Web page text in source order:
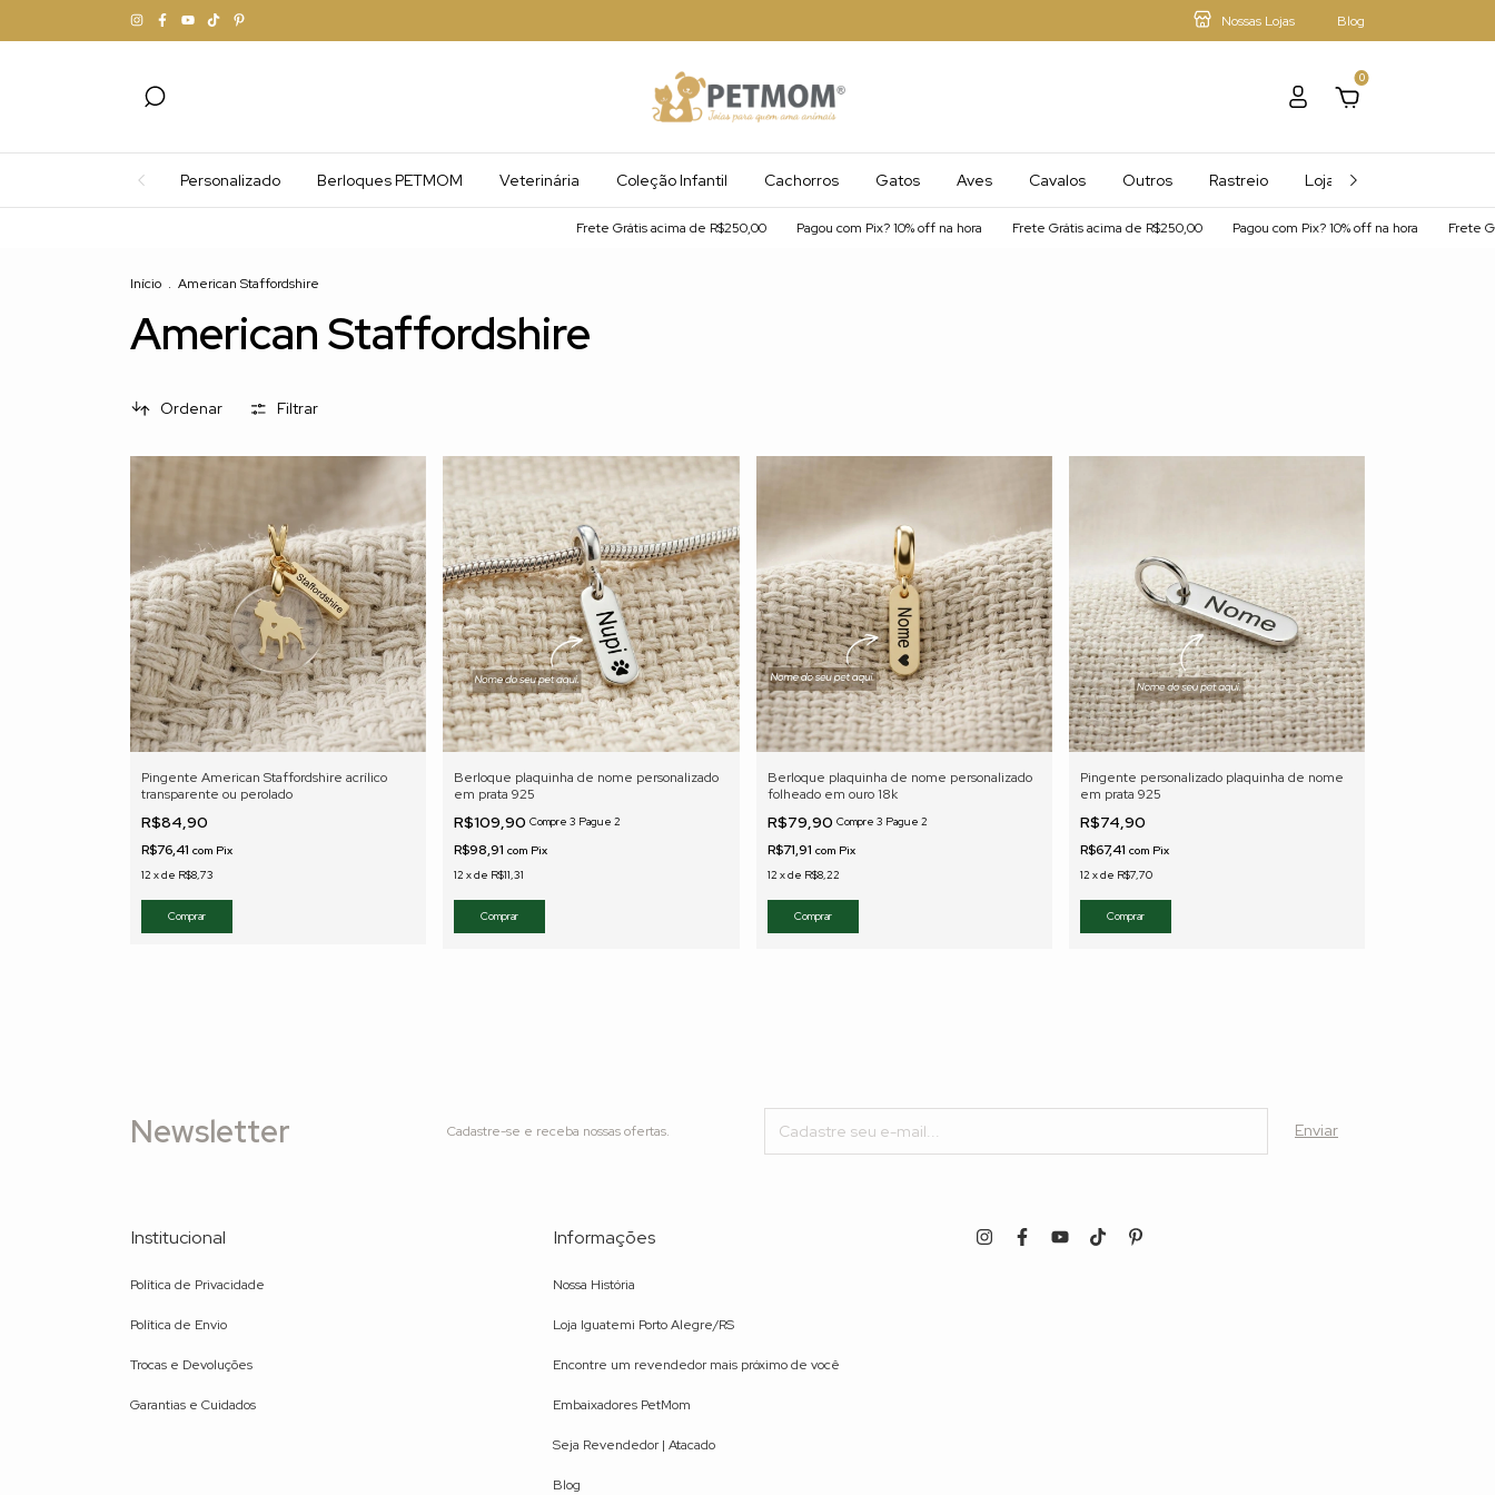
Nossas Lojas Blog
0
Personalizado Berloques PETMOM Veterinária Coleção Infantil Cachorros Gatos Aves Cavalos Outros Rastreio Loja - Mais Afiliados
Frete Grátis acima de R$250,00 Pagou com Pix? 10% off na hora Frete Grátis acima de R$250,00 Pagou com Pix? 10% off na hora Frete Grátis
Início . American Staffordshire
American Staffordshire
Ordenar Filtrar
Pingente American Staffordshire acrílico
transparente ou perolado
R$84,90
R$76,41 com Pix
12 xde R$8,73
Comprar
Berloque plaquinha de nome personalizado
em prata 925
R$109,90Compre 3 Pague 2
R$98,91com Pix
12 xde R$11,31
Berloque plaquinha de nome personalizado
folheado em ouro 18k
R$79,90 Compre 3 Pague 2
R$71,91 com Pix
12 xde R$8,22
Pingente personalizado plaquinha de nome
em prata 925
R$74,90
R$67,41 com Pix
12 xde R$7,70
Newsletter Cadastre-se e receba nossas ofertas.
Institucional
Política de Privacidade
Política de Envio
Trocas e Devoluções
Garantias e Cuidados
Informações
Nossa História
Loja Iguatemi Porto Alegre/RS
Encontre um revendedor mais próximo de você
Embaixadores PetMom
Seja Revendedor | Atacado
Blog